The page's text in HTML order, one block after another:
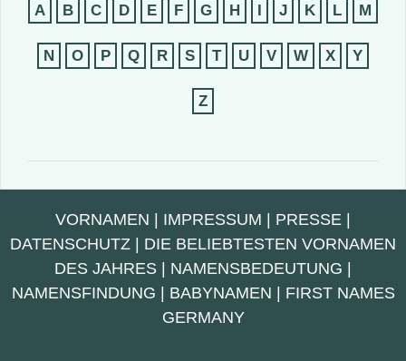
A
B C D E F G H I J K L M
N O P Q R S T U V W X Y
Z
VORNAMEN | IMPRESSUM | PRESSE |
DATENSCHUTZ | DIE BELIEBTESTEN VORNAMEN
DES JAHRES | NAMENSBEDEUTUNG |
NAMENSFINDUNG | BABYNAMEN | FIRST NAMES
GERMANY